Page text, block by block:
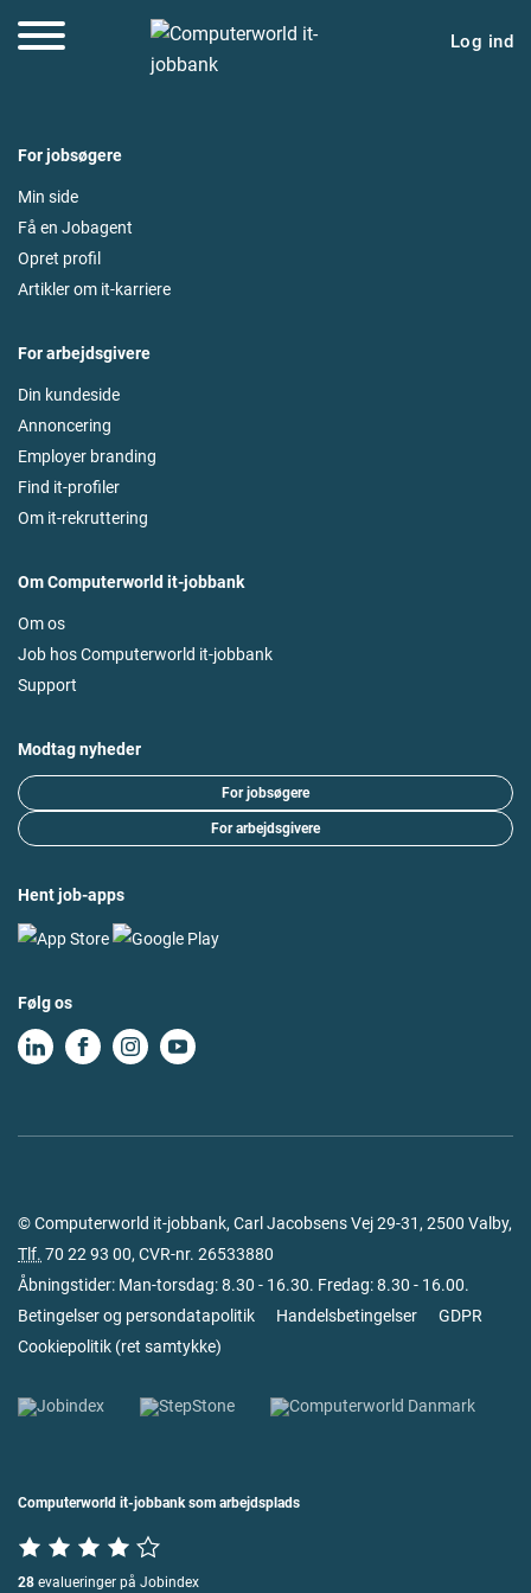
Log ind
For jobsøgere
Min side
Få en Jobagent
Opret profil
Artikler om it-karriere
For arbejdsgivere
Din kundeside
Annoncering
Employer branding
Find it-profiler
Om it-rekruttering
Om Computerworld it-jobbank
Om os
Job hos Computerworld it-jobbank
Support
Modtag nyheder
For jobsøgere
For arbejdsgivere
Hent job-apps
Følg os
© Computerworld it-jobbank, Carl Jacobsens Vej 29-31, 2500 Valby,
Tlf. 70 22 93 00, CVR-nr. 26533880
Åbningstider: Man-torsdag: 8.30 - 16.30. Fredag: 8.30 - 16.00.
Betingelser og persondatapolitik
Handelsbetingelser
GDPR
Cookiepolitik (ret samtykke)
Computerworld it-jobbank som arbejdsplads
28 evalueringer på Jobindex